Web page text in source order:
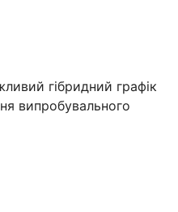
гібридний графік
випробувального